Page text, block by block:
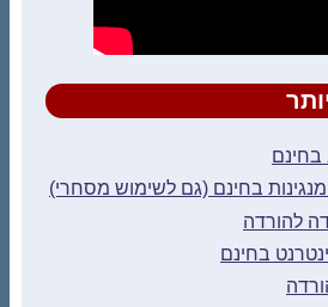
בחינם
בחינם (גם לשימוש מסחרי)
להורדה
בחינם